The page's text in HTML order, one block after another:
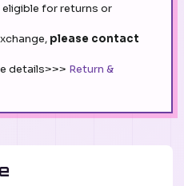
eligible for returns or
please contact
details>>> Return &